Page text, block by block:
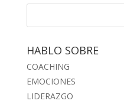
HABLO SOBRE
COACHING
EMOCIONES
LIDERAZGO